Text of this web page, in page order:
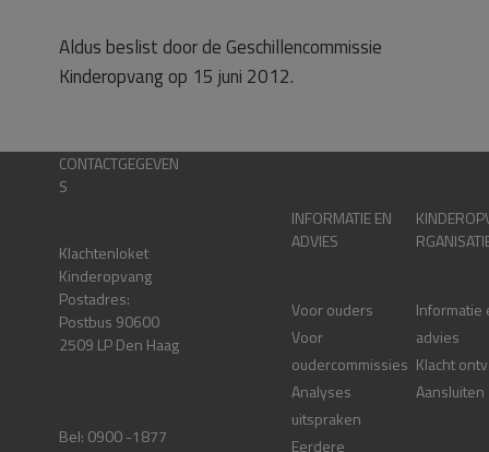
Aldus beslist door de Geschillencommissie
Kinderopvang op 15 juni 2012.
CONTACTGEGEVEN
S
Klachtenloket
Kinderopvang
Postadres:
Postbus 90600
2509 LP Den Haag
Bel: 0900 -1877
INFORMATIE EN
ADVIES
Voor ouders
Voor
oudercommissies
Analyses
uitspraken
Eerdere
Informatie
advies
Klacht
Aansluiten